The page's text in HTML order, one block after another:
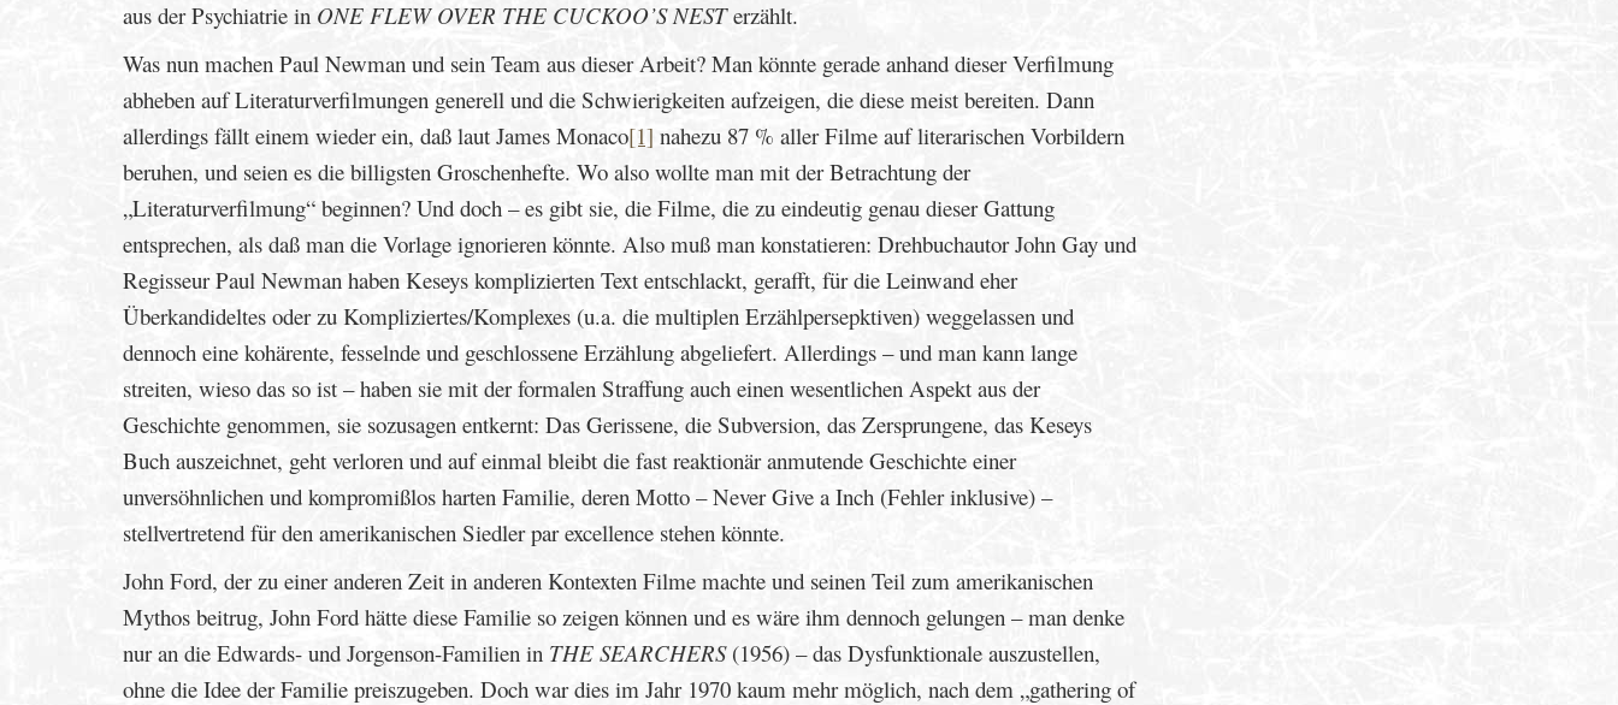
aus der Psychiatrie in ONE FLEW OVER THE CUCKOO’S NESTerzählt.
Was nun machen Paul Newman und sein Team aus dieser Arbeit? Man könnte gerade anhand dieser Verfilmung
abheben auf Literaturverfilmungen generell und die Schwierigkeiten aufzeigen, die diese meist bereiten. Dann
allerdings fällt einem wieder ein, daß laut James Monaco[1] nahezu 87 % aller Filme auf literarischen Vorbildern
beruhen, und seien es die billigsten Groschenhefte. Wo also wollte man mit der Betrachtung der
„Literaturverfilmung“ beginnen? Und doch – es gibt sie, die Filme, die zu eindeutig genau dieser Gattung
entsprechen, als daß man die Vorlage ignorieren könnte. Also muß man konstatieren: Drehbuchautor John Gay und
Regisseur Paul Newman haben Keseys komplizierten Text entschlackt, gerafft, für die Leinwand eher
Überkandideltes oder zu Kompliziertes/Komplexes (u.a. die multiplen Erzählpersepktiven) weggelassen und
dennoch eine kohärente, fesselnde und geschlossene Erzählung abgeliefert. Allerdings – und man kann lange
streiten, wieso das so ist – haben sie mit der formalen Straffung auch einen wesentlichen Aspekt aus der
Geschichte genommen, sie sozusagen entkernt: Das Gerissene, die Subversion, das Zersprungene, das Keseys
Buch auszeichnet, geht verloren und auf einmal bleibt die fast reaktionär anmutende Geschichte einer
unversöhnlichen und kompromißlos harten Familie, deren Motto – Never Give a Inch (Fehler inklusive) –
stellvertretend für den amerikanischen Siedler par excellence stehen könnte.
John Ford, der zu einer anderen Zeit in anderen Kontexten Filme machte und seinen Teil zum amerikanischen
Mythos beitrug, John Ford hätte diese Familie so zeigen können und es wäre ihm dennoch gelungen – man denke
nur an die Edwards- und Jorgenson-Familien in THE SEARCHERS(1956) – das Dysfunktionale auszustellen,
ohne die Idee der Familie preiszugeben. Doch war dies im Jahr 1970 kaum mehr möglich, nach dem „gathering of